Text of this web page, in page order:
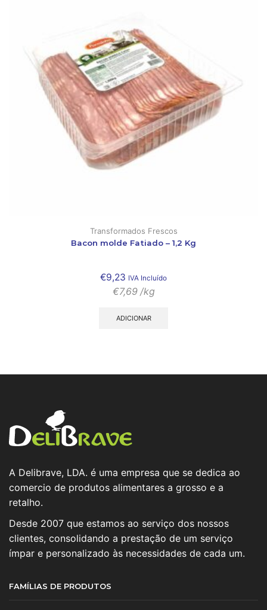
Transformados Frescos
Bacon molde Fatiado – 1,2 Kg
€9,23 IVA Incluído
€7,69 /kg
ADICIONAR
A Delibrave, LDA. é uma empresa que se dedica ao
comercio de produtos alimentares a grosso e a
retalho.
Desde 2007 que estamos ao serviço dos nossos
clientes, consolidando a prestação de um serviço
ímpar e personalizado às necessidades de cada um.
FAMÍLIAS DE PRODUTOS